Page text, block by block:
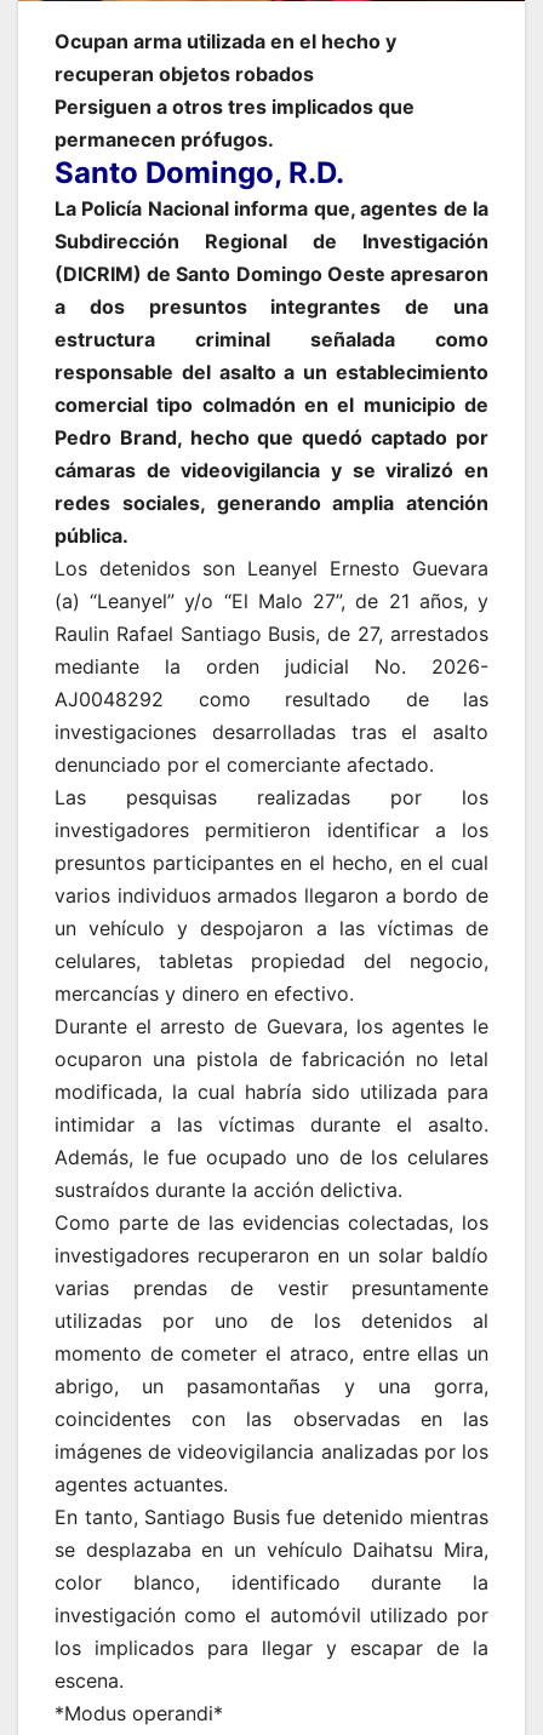
Ocupan arma utilizada en el hecho y
recuperan objetos robados
Persiguen a otros tres implicados que
permanecen prófugos.
Santo Domingo, R.D.
La Policía Nacional informa que, agentes de la
Subdirección Regional de Investigación
(DICRIM) de Santo Domingo Oeste apresaron
a dos presuntos integrantes de una
estructura criminal señalada como
responsable del asalto a un establecimiento
comercial tipo colmadón en el municipio de
Pedro Brand, hecho que quedó captado por
cámaras de videovigilancia y se viralizó en
redes sociales, generando amplia atención
pública.
Los detenidos son Leanyel Ernesto Guevara
(a) “Leanyel” y/o “El Malo 27”, de 21 años, y
Raulin Rafael Santiago Busis, de 27, arrestados
mediante la orden judicial No. 2026-
AJ0048292 como resultado de las
investigaciones desarrolladas tras el asalto
denunciado por el comerciante afectado.
Las pesquisas realizadas por los
investigadores permitieron identificar a los
presuntos participantes en el hecho, en el cual
varios individuos armados llegaron a bordo de
un vehículo y despojaron a las víctimas de
celulares, tabletas propiedad del negocio,
mercancías y dinero en efectivo.
Durante el arresto de Guevara, los agentes le
ocuparon una pistola de fabricación no letal
modificada, la cual habría sido utilizada para
intimidar a las víctimas durante el asalto.
Además, le fue ocupado uno de los celulares
sustraídos durante la acción delictiva.
Como parte de las evidencias colectadas, los
investigadores recuperaron en un solar baldío
varias prendas de vestir presuntamente
utilizadas por uno de los detenidos al
momento de cometer el atraco, entre ellas un
abrigo, un pasamontañas y una gorra,
coincidentes con las observadas en las
imágenes de videovigilancia analizadas por los
agentes actuantes.
En tanto, Santiago Busis fue detenido mientras
se desplazaba en un vehículo Daihatsu Mira,
color blanco, identificado durante la
investigación como el automóvil utilizado por
los implicados para llegar y escapar de la
escena.
*Modus operandi*